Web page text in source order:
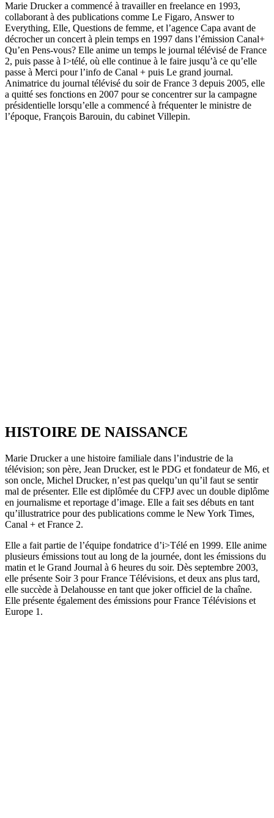
Marie Drucker a commencé à travailler en freelance en 1993,
collaborant à des publications comme Le Figaro, Answer to
Everything, Elle, Questions de femme, et l’agence Capa avant de
décrocher un concert à plein temps en 1997 dans l’émission Canal+
Qu’en Pens-vous? Elle anime un temps le journal télévisé de France
2, puis passe à I>télé, où elle continue à le faire jusqu’à ce qu’elle
passe à Merci pour l’info de Canal + puis Le grand journal.
Animatrice du journal télévisé du soir de France 3 depuis 2005, elle
a quitté ses fonctions en 2007 pour se concentrer sur la campagne
présidentielle lorsqu’elle a commencé à fréquenter le ministre de
l’époque, François Barouin, du cabinet Villepin.
HISTOIRE DE NAISSANCE
Marie Drucker a une histoire familiale dans l’industrie de la
télévision; son père, Jean Drucker, est le PDG et fondateur de M6, et
son oncle, Michel Drucker, n’est pas quelqu’un qu’il faut se sentir
mal de présenter. Elle est diplômée du CFPJ avec un double diplôme
en journalisme et reportage d’image. Elle a fait ses débuts en tant
qu’illustratrice pour des publications comme le New York Times,
Canal + et France 2.
Elle a fait partie de l’équipe fondatrice d’i>Télé en 1999. Elle anime
plusieurs émissions tout au long de la journée, dont les émissions du
matin et le Grand Journal à 6 heures du soir. Dès septembre 2003,
elle présente Soir 3 pour France Télévisions, et deux ans plus tard,
elle succède à Delahousse en tant que joker officiel de la chaîne.
Elle présente également des émissions pour France Télévisions et
Europe 1.